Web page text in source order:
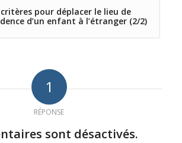
critères pour déplacer le lieu de
d’un enfant à l’étranger (2/2)
1
RÉPONSE
sont désactivés.